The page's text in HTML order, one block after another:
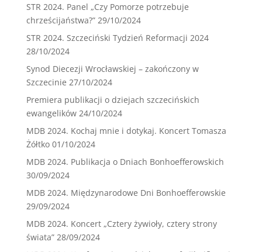
STR 2024. Panel „Czy Pomorze potrzebuje
chrześcijaństwa?” 29/10/2024
STR 2024. Szczeciński Tydzień Reformacji 2024
28/10/2024
Synod Diecezji Wrocławskiej – zakończony w
Szczecinie 27/10/2024
Premiera publikacji o dziejach szczecińskich
ewangelików 24/10/2024
MDB 2024. Kochaj mnie i dotykaj. Koncert Tomasza
Żółtko 01/10/2024
MDB 2024. Publikacja o Dniach Bonhoefferowskich
30/09/2024
MDB 2024. Międzynarodowe Dni Bonhoefferowskie
29/09/2024
MDB 2024. Koncert „Cztery żywioły, cztery strony
świata” 28/09/2024